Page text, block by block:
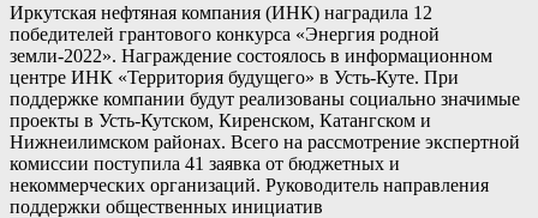
Иркутская нефтяная компания (ИНК) наградила 12
победителей грантового конкурса «Энергия родной
земли-2022». Награждение состоялось в информационном
центре ИНК «Территория будущего» в Усть-Куте. При
поддержке компании будут реализованы социально значимые
проекты в Усть-Кутском, Киренском, Катангском и
Нижнеилимском районах. Всего на рассмотрение экспертной
комиссии поступила 41 заявка от бюджетных и
некоммерческих организаций. Руководитель направления
поддержки общественных инициатив